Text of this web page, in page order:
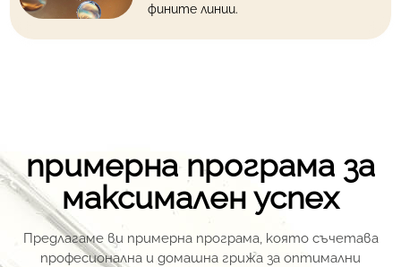
фините линии.
примерна програма за
максимален успех
Предлагаме ви примерна програма, която съчетава
професионална и домашна грижа за оптимални